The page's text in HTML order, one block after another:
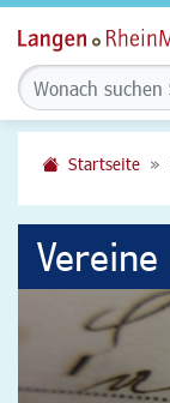
Startseite
Vereine